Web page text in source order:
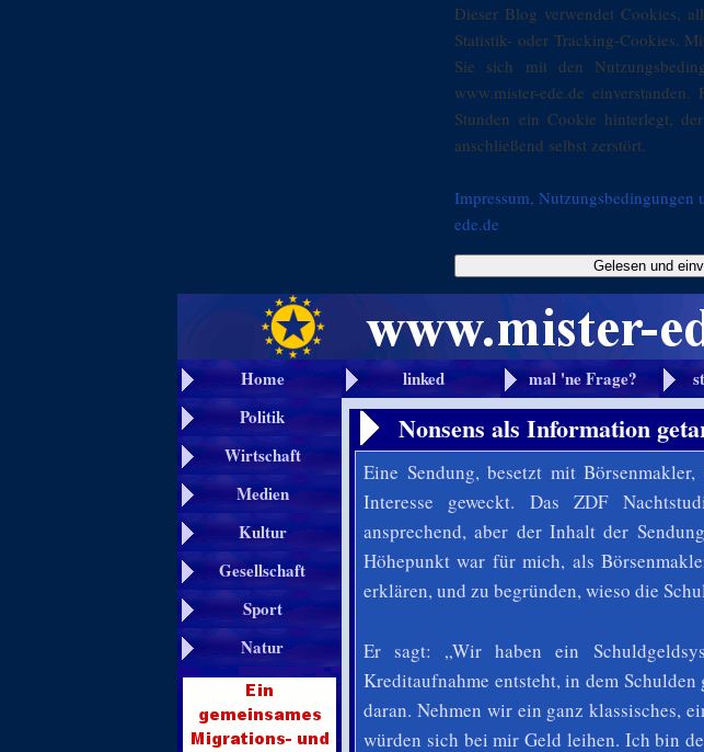
Dieser Blog verwendet Cookies,
Statistik- oder Tracking-Cookies.
Sie sich mit den
www.mister-ede.de
Stunden ein Cookie hinterlegt,
anschließend selbst zerstört.
Impressum,
ede.de
Gelesen und
Home linked mal 'ne Frage?
Politik
Wirtschaft
Medien
Kultur
Gesellschaft
Sport
Natur
Nonsens als Information
Eine Sendung, besetzt mit
Interesse geweckt. Das ZDF
ansprechend, aber der Inhalt der
Höhepunkt war für mich, als
erklären, und zu begründen,wieso die
Er sagt: „Wir haben ein
Kreditaufnahme entsteht, in dem
daran. Nehmen wir ein ganz klassisches,
würden sich bei mir Geld leihen. Ich bin